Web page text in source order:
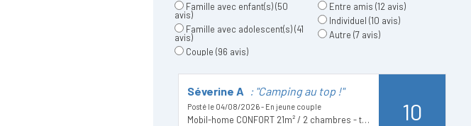
Famille avec enfant(s)(50
avis)
Famille avec adolescent(s)(41
avis)
Couple (96 avis)
Entre amis (12 avis)
Individuel (10 avis)
Autre (7 avis)
Séverine A : "Camping au top !"
Posté le 04/08/2026 - En jeune couple
Mobil-home CONFORT 21m² / 2 chambres - terrasse -
10